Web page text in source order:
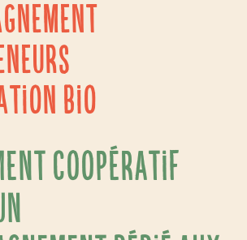
bio
coopératif